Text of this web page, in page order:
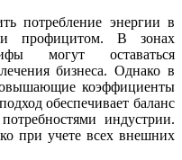
потребление энергии в
профицитом. В зонах
могут оставаться
бизнеса. Однако в
коэффициенты
обеспечивает баланс
индустрии.
при учете всех внешних